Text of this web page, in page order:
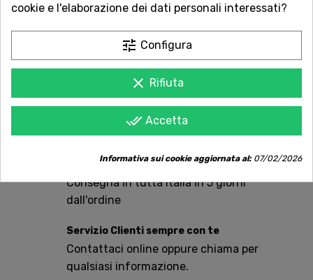
Acquista in totale sicurezza
Dal 1957 a Catania. Clicca e leggi le oltre
1.000 recensioni dei nostri clienti.
Spedizioni rapide
Consegna in tutta Italia in 5 giorni
dall'ordine
Servizio Clienti sempre con te
Contattaci online oppure chiama per
qualsiasi informazione.
cookie e l'elaborazione dei dati personali interessati?
tune Configura
clear Rifiuta
done_all Accetta
Informativa sui cookie aggiornata al:07/02/2026